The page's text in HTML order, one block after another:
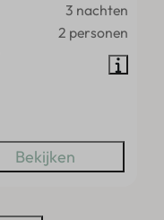
3 nachten
2 personen
Bekijken